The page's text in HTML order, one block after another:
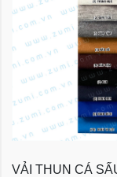
VẢI THUN CÁ